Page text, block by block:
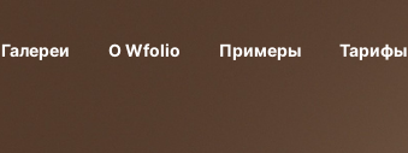
Галереи О Wfolio Примеры Тарифы